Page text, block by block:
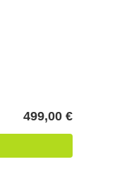
499,00 €